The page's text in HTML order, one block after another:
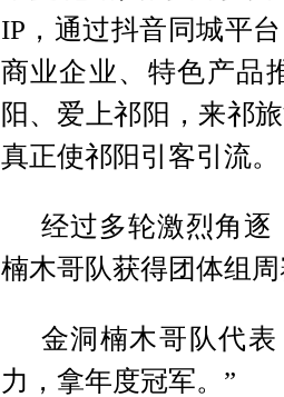
IP，通过抖音同城平
商业企业、特色产品
阳、爱上祁阳，来祁
真正使祁阳引客引流。
经过多轮激烈角逐
楠木哥队获得团体组
金洞楠木哥队代表
力，拿年度冠军。”